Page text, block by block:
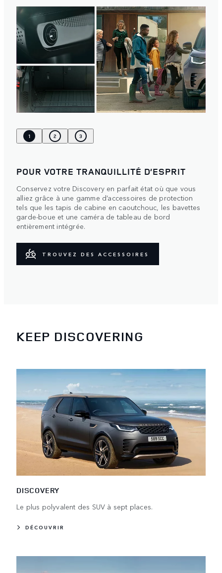
1 2 3
POUR VOTRE TRANQUILLITÉ D’ESPRIT
Conservez votre Discovery en parfait état où que vous
alliez grâce à une gamme d’accessoires de protection
tels que les tapis de cabine en caoutchouc, les bavettes
garde-boue et une caméra de tableau de bord
entièrement intégrée.
TROUVEZ DES ACCESSOIRES
KEEP DISCOVERING
DISCOVERY
Le plus polyvalent des SUV à sept places.
DÉCOUVRIR